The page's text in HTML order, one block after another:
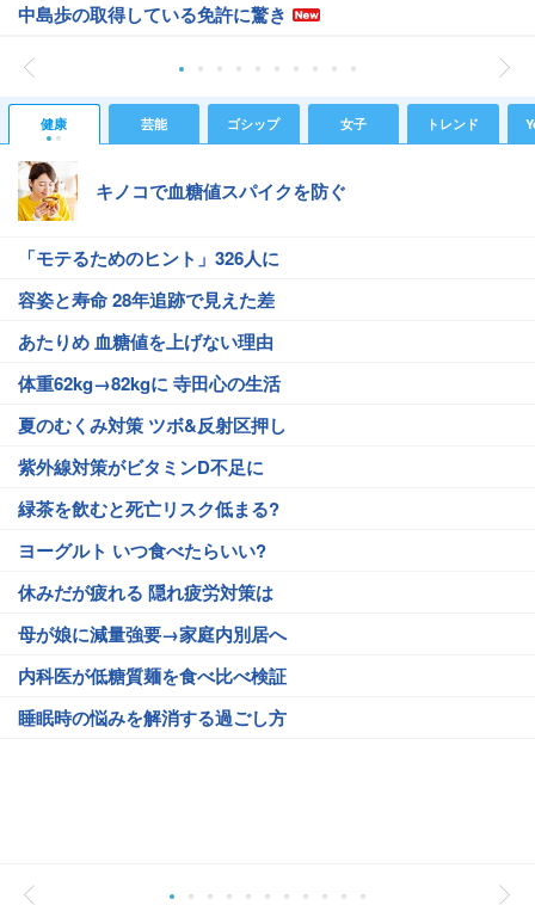
中島歩の取得している免許に驚き
健康 芸能 ゴシップ 女子 トレンド
キノコで血糖値スパイクを防ぐ
「モテるためのヒント」326人に
容姿と寿命 28年追跡で見えた差
あたりめ 血糖値を上げない理由
体重62kg→82kgに 寺田心の生活
夏のむくみ対策 ツボ&反射区押し
紫外線対策がビタミンD不足に
緑茶を飲むと死亡リスク低まる?
ヨーグルト いつ食べたらいい?
休みだが疲れる 隠れ疲労対策は
母が娘に減量強要→家庭内別居へ
内科医が低糖質麺を食べ比べ検証
睡眠時の悩みを解消する過ごし方